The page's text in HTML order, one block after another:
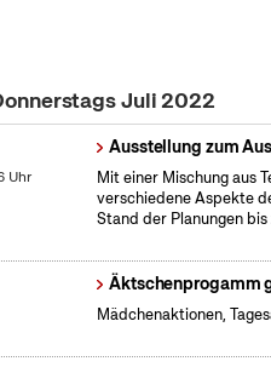
Juli 2022
Uhr
Ausstellung zum
Mit einer Mischung aus
verschiedene Aspekte
Stand der Planungen
Äktschenprogamm
Mädchenaktionen,